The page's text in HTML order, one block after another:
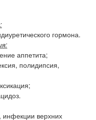
гормона.
аппетита;
полидипсия,
инфекции верхних